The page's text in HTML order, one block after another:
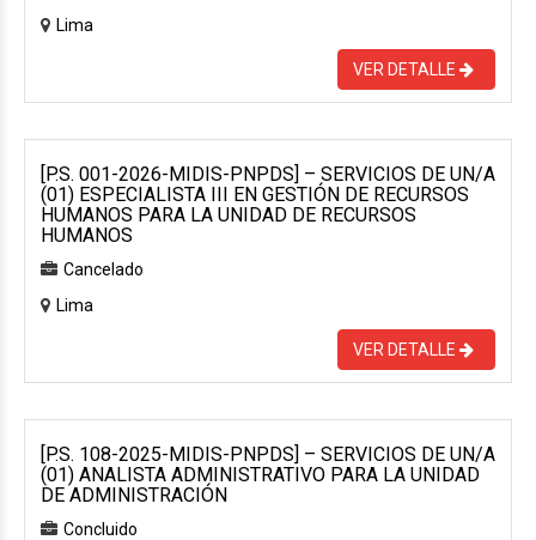
Lima
VER DETALLE
[P.S. 001-2026-MIDIS-PNPDS] – SERVICIOS DE UN/A
(01) ESPECIALISTA III EN GESTIÓN DE RECURSOS
HUMANOS PARA LA UNIDAD DE RECURSOS
HUMANOS
Cancelado
Lima
VER DETALLE
[P.S. 108-2025-MIDIS-PNPDS] – SERVICIOS DE UN/A
(01) ANALISTA ADMINISTRATIVO PARA LA UNIDAD
DE ADMINISTRACIÓN
Concluido